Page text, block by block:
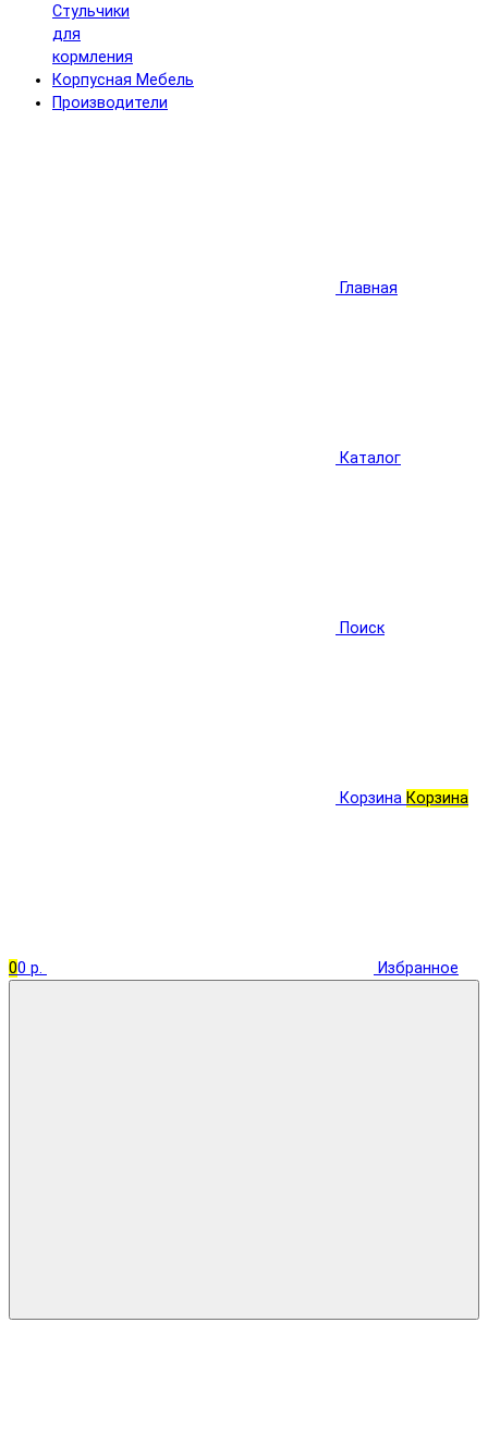
Стульчики
для
кормления
Корпусная Мебель
Производители
Главная
Каталог
Поиск
Корзина Корзина
00 р. Избранное